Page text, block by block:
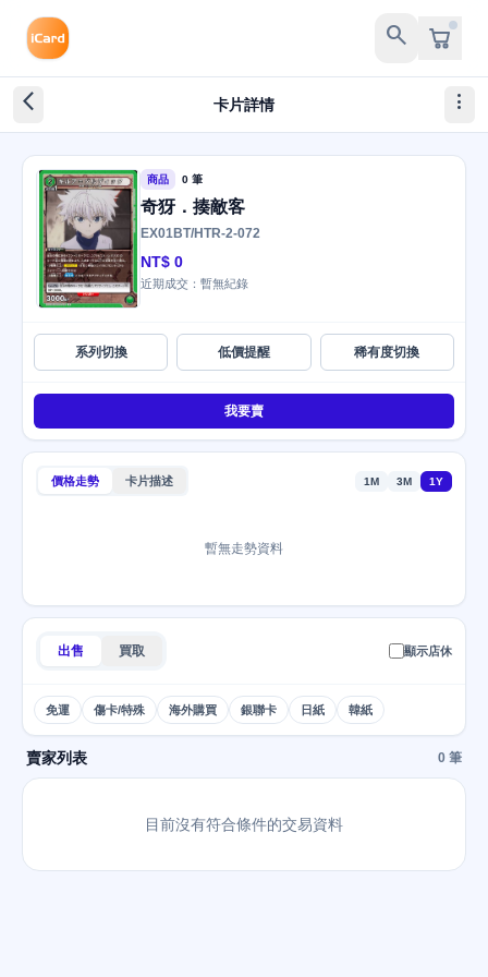
search
arrow_back_ios_new 卡片詳情 more_vert
商品 0 筆
奇犽．揍敵客
EX01BT/HTR-2-072
NT$ 0
近期成交：暫無紀錄
系列切換 低價提醒 稀有度切換
我要賣
價格走勢 卡片描述 1M 3M 1Y
暫無走勢資料
出售 買取 顯示店休
免運 傷卡/特殊 海外購買 銀聯卡 日紙 韓紙
賣家列表 0 筆
目前沒有符合條件的交易資料